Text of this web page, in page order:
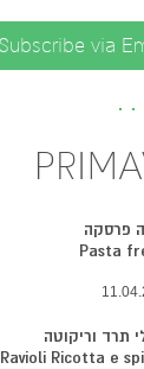
פרסקה
Pasta
תרד וריקוטה
Ravioli Ricotta e